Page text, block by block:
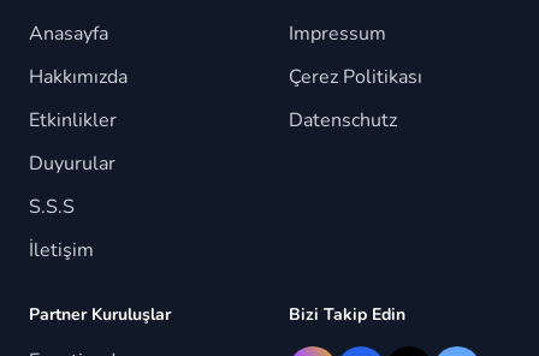
Anasayfa
Hakkımızda
Etkinlikler
Duyurular
S.S.S
İletişim
Impressum
Çerez Politikası
Datenschutz
Partner Kuruluşlar Bizi Takip Edin